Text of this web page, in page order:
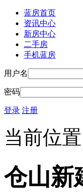
蓝房首页
资讯中心
新房中心
二手房
手机蓝房
用户名
密码
登录 注册
当前位置
仓山新